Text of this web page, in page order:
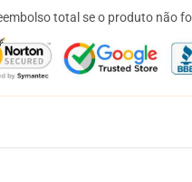
total se o produto não